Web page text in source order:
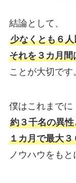
結論として、
少なくとも６
それを３カ月
ことが大切です
僕はこれまでに
約３千名の異
１カ月で最大
ノウハウをもと